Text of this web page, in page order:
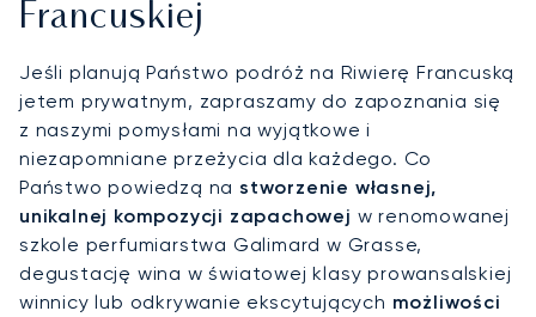
Francuskiej
Jeśli planują Państwo podróż na Riwierę Francuską
jetem prywatnym, zapraszamy do zapoznania się
z naszymi pomysłami na wyjątkowe i
niezapomniane przeżycia dla każdego. Co
Państwo powiedzą nastworzenie własnej,
unikalnej kompozycji zapachowej w renomowanej
szkole perfumiarstwa Galimard w Grasse,
degustację wina w światowej klasy prowansalskiej
winnicy lub odkrywanie ekscytujących możliwości